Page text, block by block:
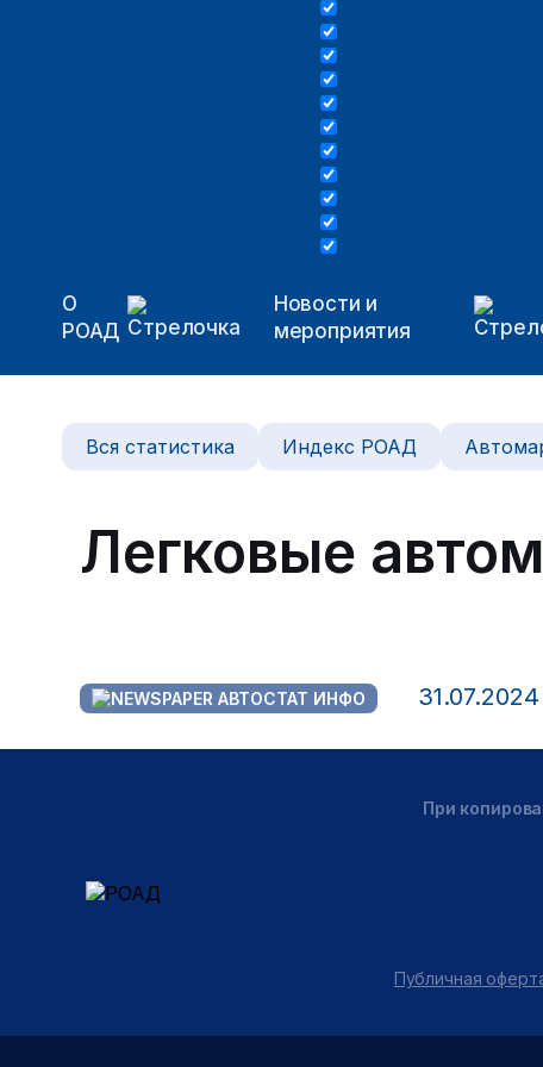
О
РОАД
Новости и
мероприятия
Вся статистика Индекс РОАД
Легковые
АВТОСТАТ ИНФО 31.07.2024
При
Публичная